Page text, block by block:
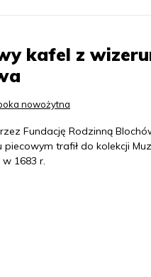
kafel z
nowożytna
Fundację Rodzinną
piecowym trafił do kolekcji
1683 r.